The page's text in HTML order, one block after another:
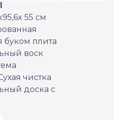
55 см
плита
воск
чистка
доска с